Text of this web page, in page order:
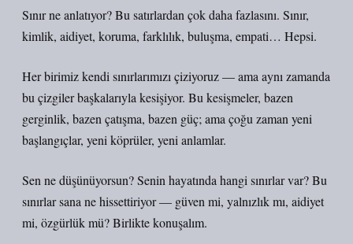
Sınır ne anlatıyor? Bu satırlardan çok daha fazlasını. Sınır,
kimlik, aidiyet, koruma, farklılık, buluşma, empati… Hepsi.
Her birimiz kendi sınırlarımızı çiziyoruz — ama aynı zamanda
bu çizgiler başkalarıyla kesişiyor. Bu kesişmeler, bazen
gerginlik, bazen çatışma, bazen güç; ama çoğu zaman yeni
başlangıçlar, yeni köprüler, yeni anlamlar.
Sen ne düşünüyorsun? Senin hayatında hangi sınırlar var? Bu
sınırlar sana ne hissettiriyor — güven mi, yalnızlık mı, aidiyet
mi, özgürlük mü? Birlikte konuşalım.